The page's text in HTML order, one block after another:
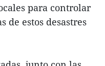
para controlar
de estos desastres